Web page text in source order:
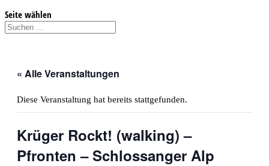
Seite wählen
« Alle Veranstaltungen
Diese Veranstaltung hat bereits stattgefunden.
Krüger Rockt! (walking) –
Pfronten – Schlossanger Alp